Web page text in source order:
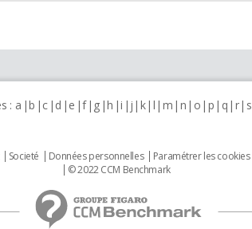
: a b c d e f g h i j k l m n o p q r s
Societé Données personnelles Paramétrer les cookies
© 2022 CCM Benchmark